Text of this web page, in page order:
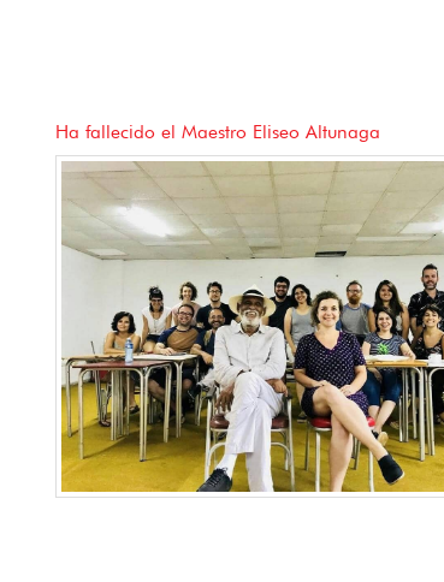
Jugando a mirar: Cine, juego y barrio en
Vieja